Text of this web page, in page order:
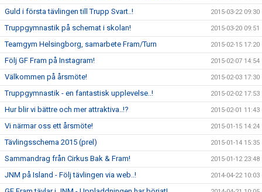
Guld i första tävlingen till Trupp Svart..! 2015-03-22 09:30
Truppgymnastik på schemat i skolan! 2015-03-20 09:51
Teamgym Helsingborg, samarbete Fram/Turn 2015-02-15 17:20
Följ GF Fram på Instagram! 2015-02-07 14:54
Välkommen på årsmöte! 2015-02-03 17:30
Truppgymnastik - en fantastisk upplevelse..! 2015-02-02 17:53
Hur blir vi bättre och mer attraktiva..!? 2015-02-01 11:43
Vi närmar oss ett årsmöte! 2015-01-15 14:24
Tävlingsschema 2015 (prel) 2015-01-14 15:35
Sammandrag från Cirkus Bak & Fram! 2015-01-12 23:48
JNM på Island - Följ tävlingen via web..! 2014-04-22 10:03